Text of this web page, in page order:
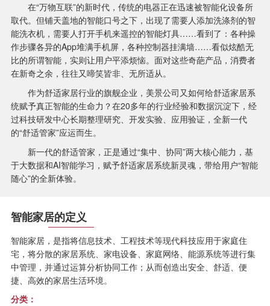
在“万物互联”的新时代，传统的电器正在迅速被智能化设备所
取代。但铺天盖地的智能口号之下，出现了需要人添加洗涤剂的智
能洗衣机，需要人打开手机来遥控的智能灯具……看到了：各种操
作步骤各异的App堆满手机屏，各种控制器挂满墙……看似炫酷无
比的所谓智能，实则让用户平添烦恼。面对这些奇葩产品，消费者
在新奇之余，往往又啼笑皆非、无所适从。
作为舒适家居行业的旗舰企业，美景公司又如何给舒适家居系
统赋予真正智能的生命力？在20多年的行业经验和数据沉淀下，经
过科技研发中心长期整理研究、开发实验、应用验证，全新一代
的“舒适管家”应运而生。
新一代的舒适管家，正是通过“集中、协同”两大核心能力，基
于大数据和AI智能学习，赋予舒适家居系统新灵魂，带给用户“智能
随心”的全新体验。
智能家居的定义
智能家居，是指将信息技术、工程技术等现代科技应用于家庭住
宅，将分散的家居系统、家电设备、家庭网络、能源系统等进行集
中管理，并通过运算分析协同工作；从而创造出安全、舒适、便
捷、高效的家居生活环境。
分类：